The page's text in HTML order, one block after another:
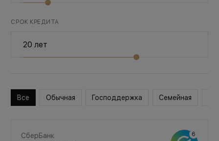
СРОК КРЕДИТА
Все Обычная Господдержка Семейная
СберБанк